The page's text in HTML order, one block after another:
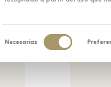
de
consentimiento
Necesarias